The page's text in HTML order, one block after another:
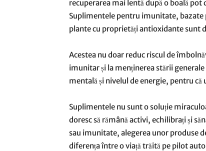
recuperarea mai lentă după o boală
Suplimentele pentru imunitate, bazate
plante cu proprietăți antioxidante sunt
Acestea nu doar reduc riscul de
imunitar și la menținerea stării
mentală și nivelul de energie, pentru
Suplimentele nu sunt o soluție
doresc să rămână activi, echilibrați și
sau imunitate, alegerea unor produse
diferența între o viață trăită pe pilot